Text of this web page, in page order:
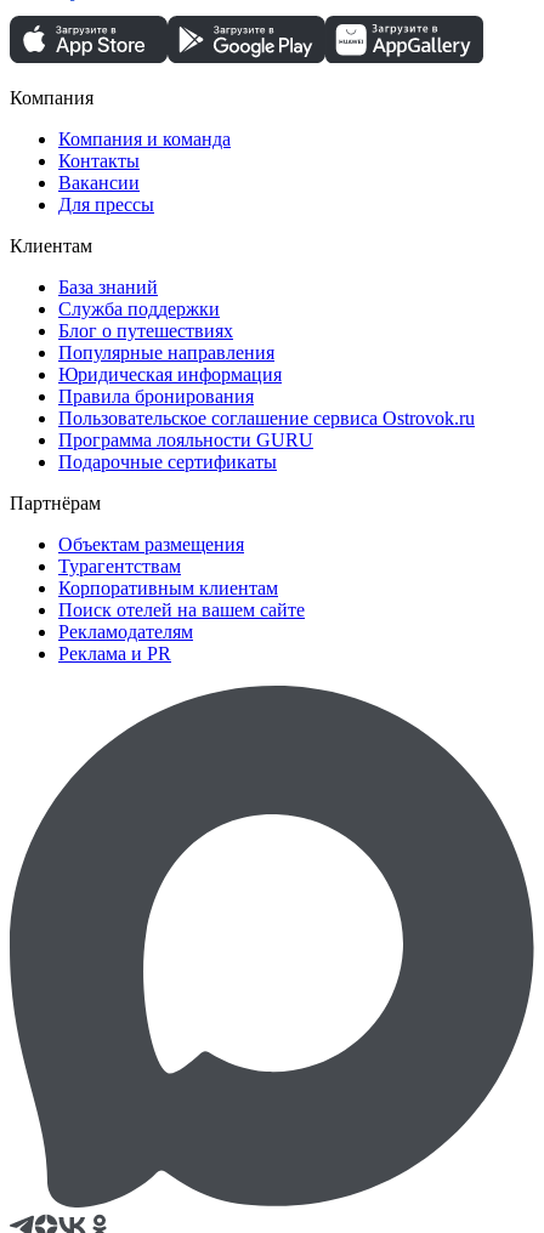
Компания
Компания и команда
Контакты
Вакансии
Для прессы
Клиентам
База знаний
Служба поддержки
Блог о путешествиях
Популярные направления
Юридическая информация
Правила бронирования
Пользовательское соглашение сервиса Ostrovok.ru
Программа лояльности GURU
Подарочные сертификаты
Партнёрам
Объектам размещения
Турагентствам
Корпоративным клиентам
Поиск отелей на вашем сайте
Рекламодателям
Реклама и PR